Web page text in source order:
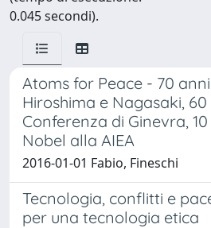
0.045 secondi).
Atoms for Peace - 70
Hiroshima e Nagasaki,
Conferenza di Ginevra,
Nobel alla AIEA
2016-01-01 Fabio, Fineschi
Tecnologia, conflitti e
per una tecnologia etica